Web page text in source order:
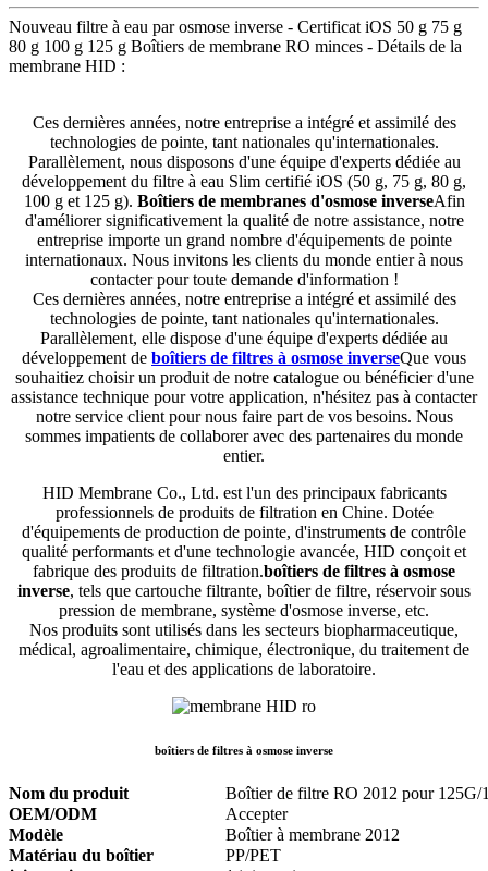
Nouveau filtre à eau par osmose inverse - Certificat iOS 50 g 75 g
80 g 100 g 125 g Boîtiers de membrane RO minces - Détails de la
membrane HID :
Ces dernières années, notre entreprise a intégré et assimilé des
technologies de pointe, tant nationales qu'internationales.
Parallèlement, nous disposons d'une équipe d'experts dédiée au
développement du filtre à eau Slim certifié iOS (50 g, 75 g, 80 g,
100 g et 125 g). Boîtiers de membranes d'osmose inverseAfin
d'améliorer significativement la qualité de notre assistance, notre
entreprise importe un grand nombre d'équipements de pointe
internationaux. Nous invitons les clients du monde entier à nous
contacter pour toute demande d'information !
Ces dernières années, notre entreprise a intégré et assimilé des
technologies de pointe, tant nationales qu'internationales.
Parallèlement, elle dispose d'une équipe d'experts dédiée au
développement de boîtiers de filtres à osmose inverseQue vous
souhaitiez choisir un produit de notre catalogue ou bénéficier d'une
assistance technique pour votre application, n'hésitez pas à contacter
notre service client pour nous faire part de vos besoins. Nous
sommes impatients de collaborer avec des partenaires du monde
entier.
HID Membrane Co., Ltd. est l'un des principaux fabricants
professionnels de produits de filtration en Chine. Dotée
d'équipements de production de pointe, d'instruments de contrôle
qualité performants et d'une technologie avancée, HID conçoit et
fabrique des produits de filtration.boîtiers de filtres à osmose
inverse, tels que cartouche filtrante, boîtier de filtre, réservoir sous
pression de membrane, système d'osmose inverse, etc.
Nos produits sont utilisés dans les secteurs biopharmaceutique,
médical, agroalimentaire, chimique, électronique, du traitement de
l'eau et des applications de laboratoire.
boîtiers de filtres à osmose inverse
Nom du produit
Boîtier de filtre RO 2012 pour 125G/
OEM/ODM
Accepter
Modèle
Boîtier à membrane 2012
Matériau du boîtier
PP/PET